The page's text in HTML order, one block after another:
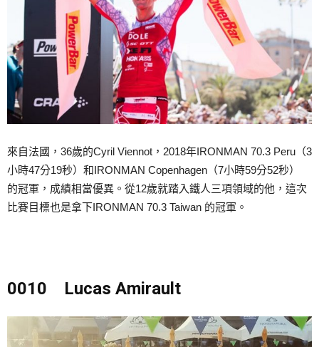
來自法國，36歲的Cyril Viennot，2018年IRONMAN 70.3 Peru（3
小時47分19秒）和IRONMAN Copenhagen（7小時59分52秒）
的冠軍，成績相當優異。從12歲就踏入鐵人三項領域的他，這次
比賽目標也是拿下IRONMAN 70.3 Taiwan 的冠軍。
0010 Lucas Amirault